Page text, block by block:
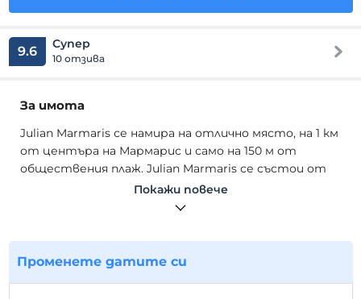
9.6 Супер
10 отзива
За имота
Julian Marmaris се намира на отлично място, на 1 км
от центъра на Мармарис и само на 150 м от
обществения плаж. Julian Marmaris се състои от
96 стаи, 86 стандартни и 10 луксозни стаи. Всички
наши стаи, внимателно проектирани в пастелни
широколентов безжичен достъп до интернет,
комплект за чай/кафе, LCD телевизор с местни и
Покажи повече
Променете датите си